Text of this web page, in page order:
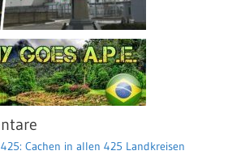
Cachen in allen 425 Landkreisen